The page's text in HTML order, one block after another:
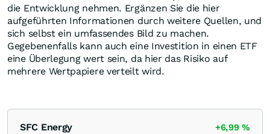
die Entwicklung nehmen. Ergänzen Sie die hier
aufgeführten Informationen durch weitere Quellen, und
sich selbst ein umfassendes Bild zu machen.
Gegebenenfalls kann auch eine Investition in einen ETF
eine Überlegung wert sein, da hier das Risiko auf
mehrere Wertpapiere verteilt wird.
SFC Energy +6,99%